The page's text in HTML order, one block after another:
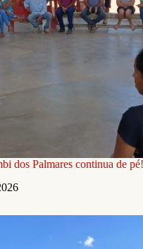
dos Palmares continua de pé!